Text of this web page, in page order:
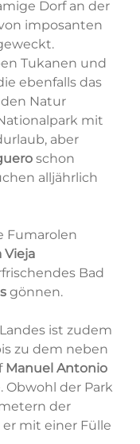
Dorf an der
imposanten
Tukanen und
ebenfalls das
Natur
mit
aber
schon
alljährlich
Fumarolen
Vieja
Bad
gönnen.
ist zudem
zu dem neben
Manuel Antonio
Obwohl der Park
der
mit einer Fülle